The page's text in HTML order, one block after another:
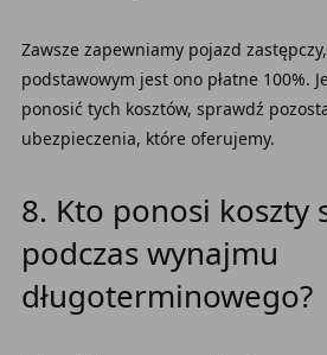
Zawsze zapewniamy pojazd
podstawowym jest ono płatne 100%.
ponosić tych kosztów, sprawdź
ubezpieczenia, które oferujemy.
8. Kto ponosi koszty
podczas wynajmu
długoterminowego?